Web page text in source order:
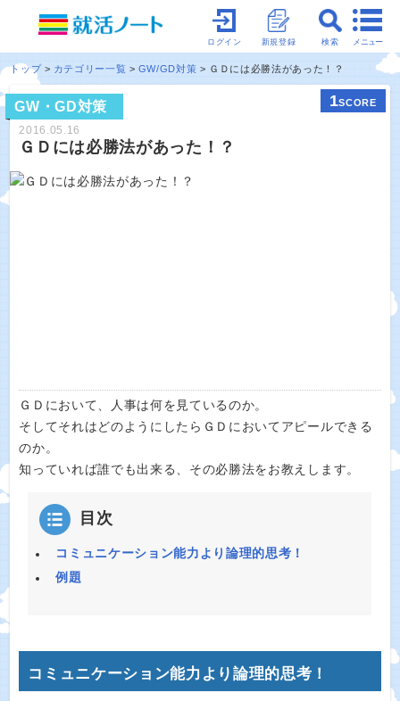
メニュー
検索
新規登録
ログイン
トップ カテゴリー一覧 GW/GD対策 ＧＤには必勝法があった！？
GW・GD対策 1SCORE
2016.05.16
ＧＤには必勝法があった！？
ＧＤにおいて、人事は何を見ているのか。
そしてそれはどのようにしたらＧＤにおいてアピールできる
のか。
知っていれば誰でも出来る、その必勝法をお教えします。
目次
コミュニケーション能力より論理的思考！
例題
コミュニケーション能力より論理的思考！